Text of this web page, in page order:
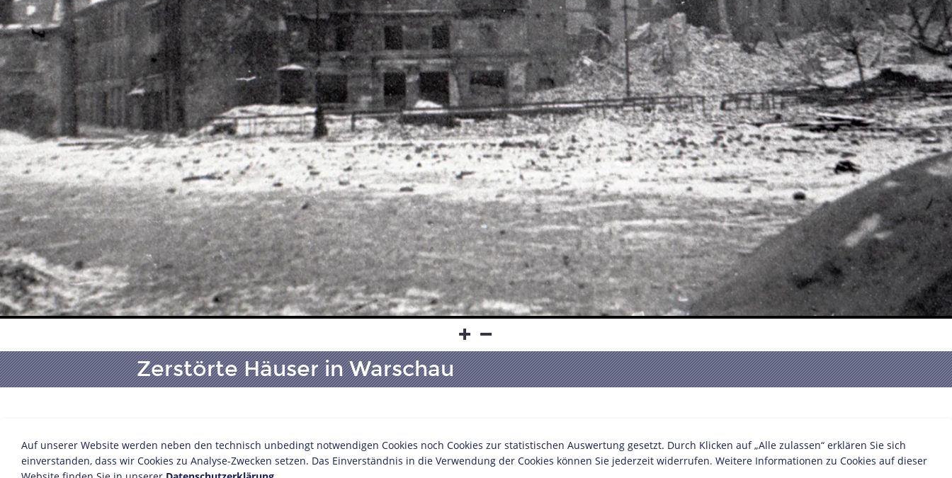
Zerstörte Häuser in Warschau
16. Januar 1945
© Puschkin, Boris
Auf unserer Website werden neben den technisch unbedingt notwendigen Cookies noch Cookies zur statistischen Auswertung gesetzt. Durch Klicken auf „Alle zulassen“ erklären Sie sich
einverstanden, dass wir Cookies zu Analyse-Zwecken setzen. Das Einverständnis in die Verwendung der Cookies können Sie jederzeit widerrufen. Weitere Informationen zu Cookies auf dieser